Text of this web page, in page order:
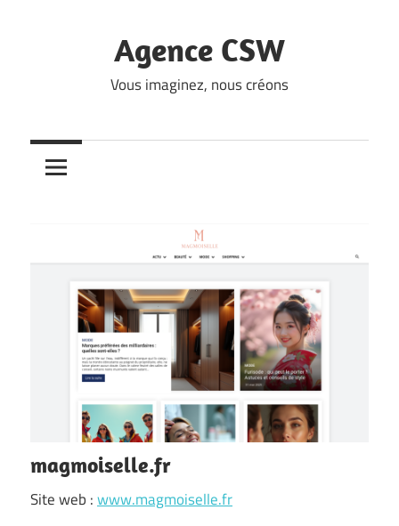
Agence CSW
Vous imaginez, nous créons
magmoiselle.fr
Site web :www.magmoiselle.fr